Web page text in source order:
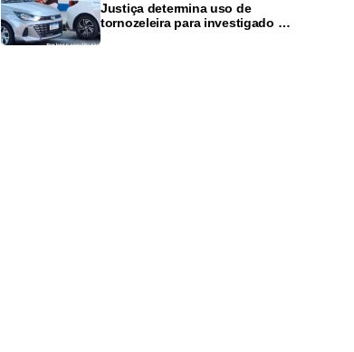
Justiça determina uso de
tornozeleira para investigado por